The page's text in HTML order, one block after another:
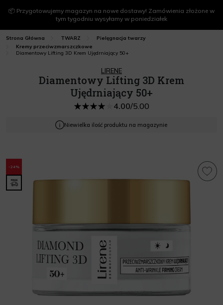
📦 Przygotowujemy magazyn na nowe dostawy! Zamówienia złożone w
tym tygodniu wysyłamy w poniedziałek
Strona Główna TWARZ
Pielęgnacja twarzy
Kremy przeciwzmarszczkowe
Diamentowy Lifting 3D Krem Ujędrniający 50+
LIRENE
Diamentowy Lifting 3D Krem
Ujędrniający 50+
4.00/5.00
Niewielka ilość produktu na magazynie
-24%